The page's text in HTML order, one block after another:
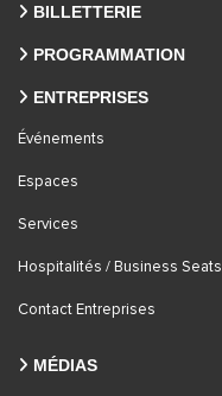
BILLETTERIE
PROGRAMMATION
ENTREPRISES
Événements
Espaces
Services
Hospitalités / Business Seats
Contact Entreprises
MÉDIAS